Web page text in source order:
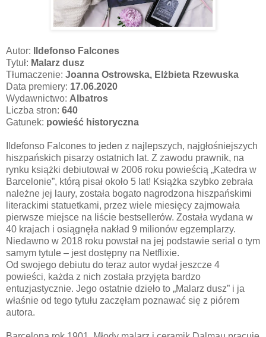
Autor:
Ildefonso Falcones
Tytuł: Malarz dusz
Tłumaczenie: Joanna Ostrowska, Elżbieta Rzewuska
Data premiery: 17.06.2020
Wydawnictwo: Albatros
Liczba stron: 640
Gatunek: powieść historyczna
Ildefonso Falcones to jeden z najlepszych, najgłośniejszych
hiszpańskich pisarzy ostatnich lat. Z zawodu prawnik, na
rynku książki debiutował w 2006 roku powieścią „Katedra w
Barcelonie”, którą pisał około 5 lat! Książka szybko zebrała
należne jej laury, została bogato nagrodzona hiszpańskimi
literackimi statuetkami, przez wiele miesięcy zajmowała
pierwsze miejsce na liście bestsellerów. Została wydana w
40 krajach i osiągnęła nakład 9 milionów egzemplarzy.
Niedawno w 2018 roku powstał na jej podstawie serial o tym
samym tytule – jest dostępny na Netflixie.
Od swojego debiutu do teraz autor wydał jeszcze 4
powieści, każda z nich została przyjęta bardzo
entuzjastycznie. Jego ostatnie dzieło to „Malarz dusz” i ja
właśnie od tego tytułu zaczęłam poznawać się z piórem
autora.